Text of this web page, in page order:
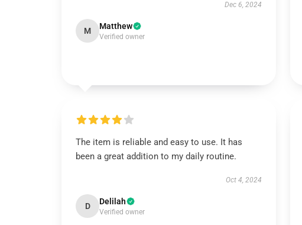
Dec 6, 2024
M Matthew
Verified owner
The item is reliable and easy to use. It has
been a great addition to my daily routine.
Oct 4, 2024
D Delilah
Verified owner